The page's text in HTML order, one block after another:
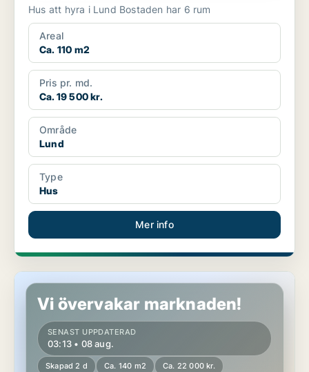
Hus att hyra i Lund Bostaden har 6 rum
Areal
Ca. 110 m2
Pris pr. md.
Ca. 19 500 kr.
Område
Lund
Type
Hus
Mer info
Hus i Lund
Vi övervakar marknaden!
SENAST UPPDATERAD
03:13 • 08 aug.
Skapad 2 d Ca. 140 m2 Ca. 22 000 kr.